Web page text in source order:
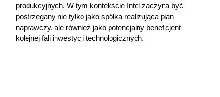
produkcyjnych. W tym kontekście Intel zaczyna być
postrzegany nie tylko jako spółka realizująca plan
naprawczy, ale również jako potencjalny beneficjent
kolejnej fali inwestycji technologicznych.